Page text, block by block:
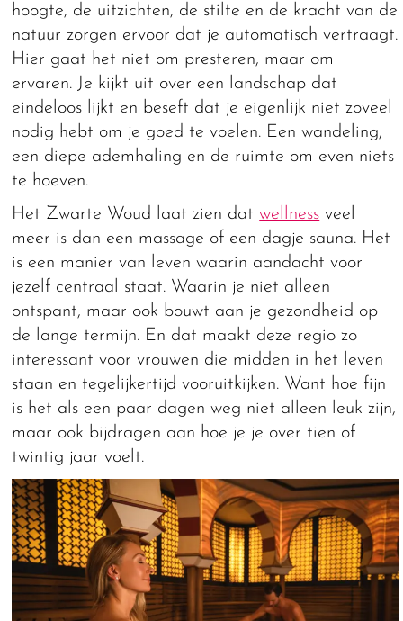
hoogte, de uitzichten, de stilte en de kracht van de
natuur zorgen ervoor dat je automatisch vertraagt.
Hier gaat het niet om presteren, maar om
ervaren. Je kijkt uit over een landschap dat
eindeloos lijkt en beseft dat je eigenlijk niet zoveel
nodig hebt om je goed te voelen. Een wandeling,
een diepe ademhaling en de ruimte om even niets
te hoeven.
Het Zwarte Woud laat zien datwellness veel
meer is dan een massage of een dagje sauna. Het
is een manier van leven waarin aandacht voor
jezelf centraal staat. Waarin je niet alleen
ontspant, maar ook bouwt aan je gezondheid op
de lange termijn. En dat maakt deze regio zo
interessant voor vrouwen die midden in het leven
staan en tegelijkertijd vooruitkijken. Want hoe fijn
is het als een paar dagen weg niet alleen leuk zijn,
maar ook bijdragen aan hoe je je over tien of
twintig jaar voelt.